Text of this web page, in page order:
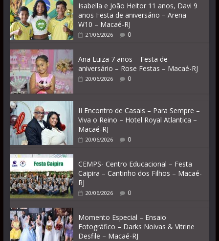
Isabella e João Heitor 11 anos, Davi 9
anos Festa de aniversário – Arena
W10 – Macaé-RJ
21/06/2026 0
Ana Luiza 7 anos – Festa de
aniversário – Rose Festas – Macaé-RJ
20/06/2026 0
II Encontro de Casais – Para Sempre –
Viva o Reino – Hotel Royal Atlantica –
Macaé-RJ
20/06/2026 0
CEMPS- Centro Educacional – Festa
Caipira – Cantinho dos Filhos – Macaé-
RJ
20/06/2026 0
Momento Especial – Ensaio
Fotográfico – Darks Noivas & Vitrine
Desfile – Macaé-RJ